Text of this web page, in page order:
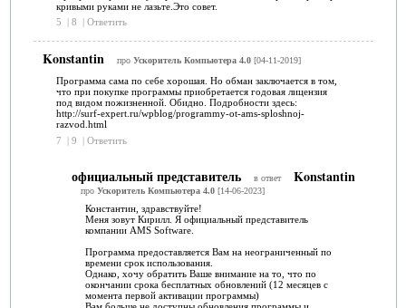
кривыми руками не лазьте.Это совет.
5
| 8 | Ответить
Konstantin про Ускоритель Компьютера 4.0[04-11-2019]
Программа сама по себе хорошая. Но обман заключается в том,
что при покупке программы приобретается годовая лицензия
под видом пожизненной. Обидно. Подробности здесь:
http://surf-expert.ru/wpblog/programmy-ot-ams-sploshnoj-
razvod.html
7
| 9 | Ответить
официальный представитель в ответ Konstantin
про Ускоритель Компьютера 4.0[14-06-2023]
Константин, здравствуйте!
Меня зовут Кирилл. Я официальный представитель
компании AMS Software.
Программа предоставляется Вам на неограниченный по
времени срок использования.
Однако, хочу обратить Ваше внимание на то, что по
окончании срока бесплатных обновлений (12 месяцев с
момента первой активации программы)
Вам больше не доступны обновления программы и